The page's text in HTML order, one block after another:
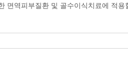
면역피부질환 및 골수이식치료에 적용